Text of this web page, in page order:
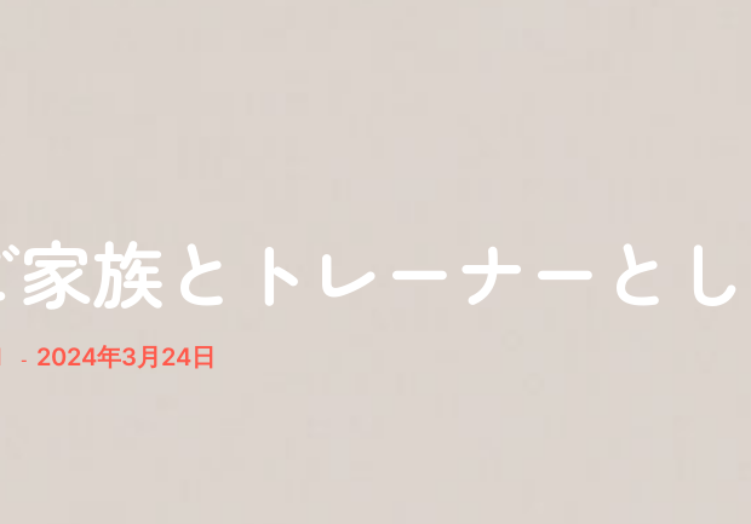
族とトレーナーと
- 2024年3月24日